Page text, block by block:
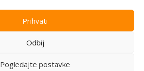
Prihvati
Odbij
Pogledajte postavke
Vision.